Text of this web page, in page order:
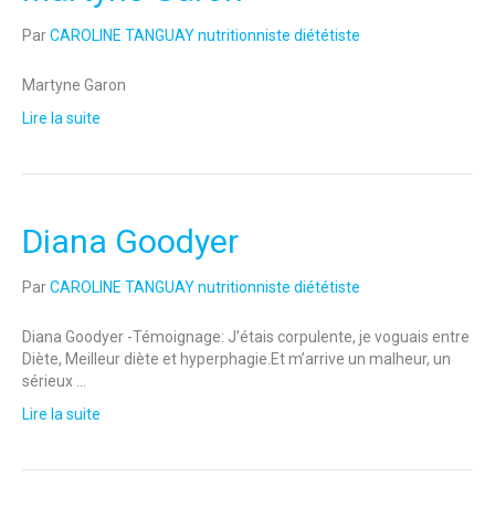
ParCAROLINE TANGUAY nutritionniste diététiste
Martyne Garon
Lire la suite
Diana Goodyer
ParCAROLINE TANGUAY nutritionniste diététiste
Diana Goodyer -Témoignage: J’étais corpulente, je voguais entre
Diète, Meilleur diète et hyperphagie.Et m’arrive un malheur, un
sérieux …
Lire la suite